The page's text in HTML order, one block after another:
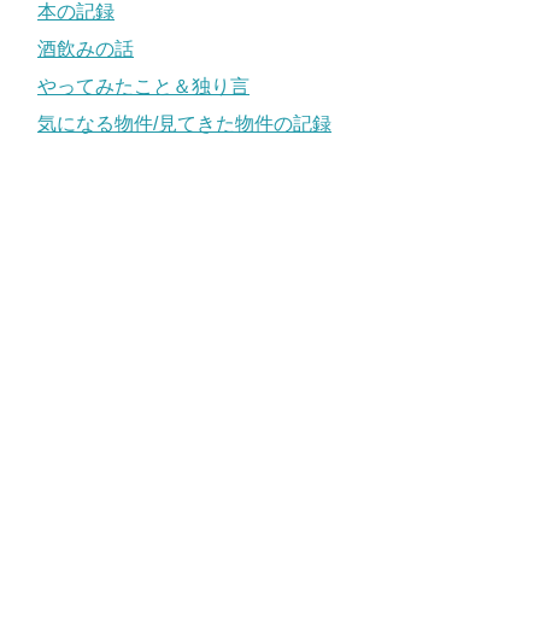
本の記録
酒飲みの話
やってみたこと＆独り言
気になる物件/見てきた物件の記録